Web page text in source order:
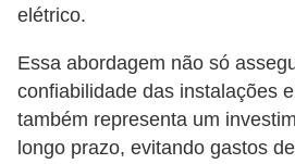
elétrico.
Essa abordagem não só
confiabilidade das instalações
também representa um
longo prazo, evitando gastos
o
c
ê
m
e